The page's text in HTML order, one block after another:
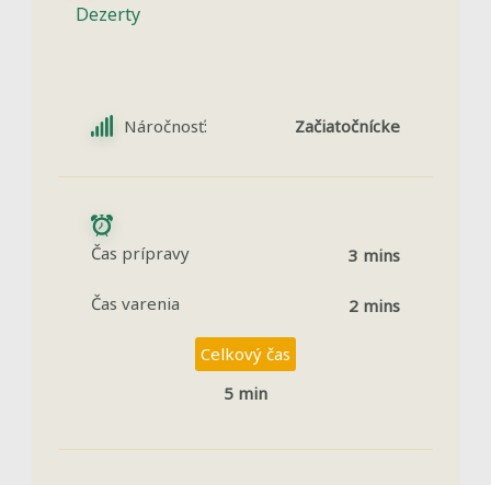
Dezerty
Náročnosť: Začiatočnícke
Čas prípravy 3 mins
Čas varenia 2 mins
Celkový čas
5 min